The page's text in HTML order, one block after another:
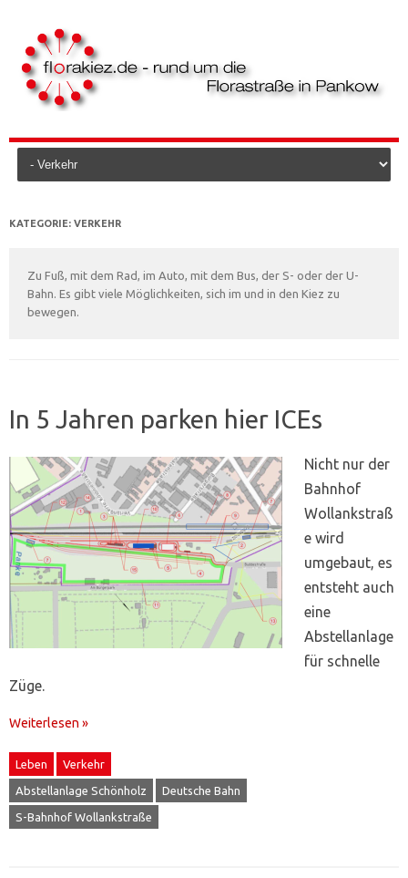
Skip to content
KATEGORIE: VERKEHR
Zu Fuß, mit dem Rad, im Auto, mit dem Bus, der S- oder der U-
Bahn. Es gibt viele Möglichkeiten, sich im und in den Kiez zu
bewegen.
In 5 Jahren parken hier ICEs
Nicht nur der
Bahnhof
Wollankstraß
e wird
umgebaut, es
entsteht auch
eine
Abstellanlage
für schnelle
Züge.
Weiterlesen »
Leben Verkehr
Abstellanlage Schönholz Deutsche Bahn
S-Bahnhof Wollankstraße